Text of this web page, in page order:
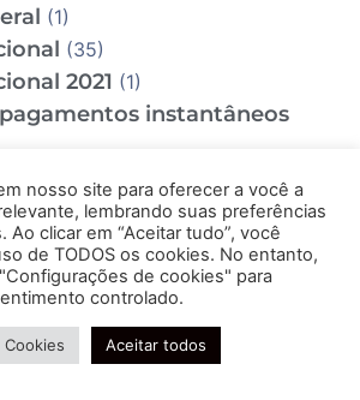
(1)
(35)
2021 (1)
instantâneos
de Escrituração Digital
segurança(1)
(1)
(1)
nosso site para oferecer a você a
lembrando suas preferências
Ao clicar em “Aceitar tudo”, você
de TODOS os cookies. No entanto,
de cookies" para
controlado.
Aceitar todos
Precisa de ajuda?